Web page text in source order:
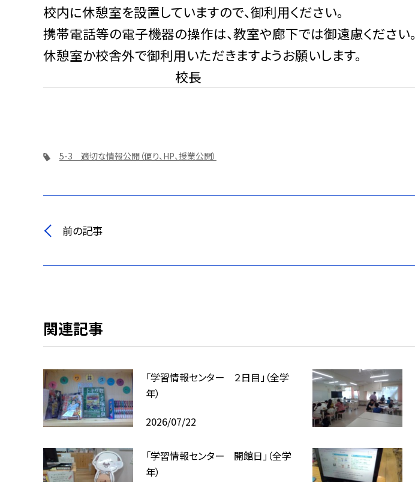
校内に休憩室を設置していますので、御利用ください。
携帯電話等の電子機器の操作は、教室や廊下では御遠慮ください。
休憩室か校舎外で御利用いただきますようお願いします。
校長
5-3 適切な情報公開（便り、HP、授業公開）
前の記事
関連記事
「学習情報センター ２日目」（全学
年）
2026/07/22
「学習情報センター 開館日」（全学
年）